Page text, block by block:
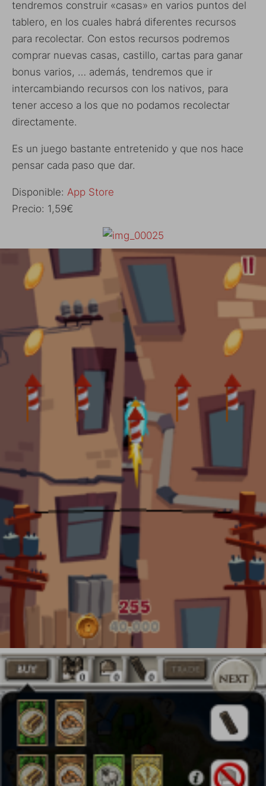
tendremos construir «casas» en varios puntos del
tablero, en los cuales habrá diferentes recursos
para recolectar. Con estos recursos podremos
comprar nuevas casas, castillo, cartas para ganar
bonus varios, … además, tendremos que ir
intercambiando recursos con los nativos, para
tener acceso a los que no podamos recolectar
directamente.
Es un juego bastante entretenido y que nos hace
pensar cada paso que dar.
Disponible: App Store
Precio: 1,59€